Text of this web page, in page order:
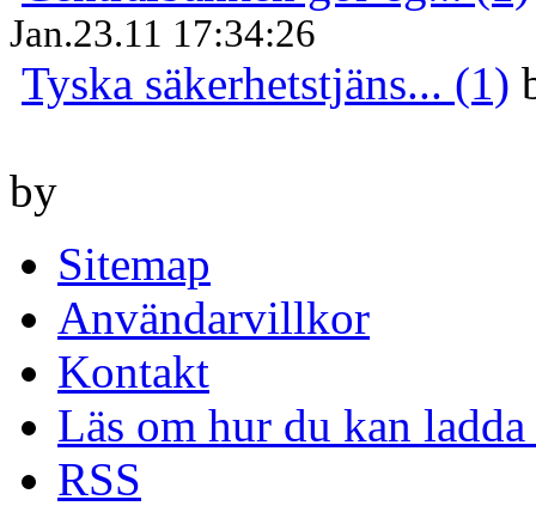
Jan.23.11 17:34:26
Tyska säkerhetstjäns... (1)
by
Sitemap
Användarvillkor
Kontakt
Läs om hur du kan
RSS